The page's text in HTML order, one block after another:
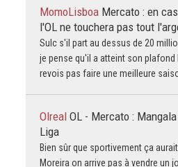
MomoLisboa Mercato : en
l'OL ne touchera pas tout
Sulc s'il part au dessus de 20
je pense qu'il a atteint son plafond
revois pas faire une meilleure
Olreal OL - Mercato :
Liga
Bien sûr que sportivement ça
Moreira on arrive pas à vendre un